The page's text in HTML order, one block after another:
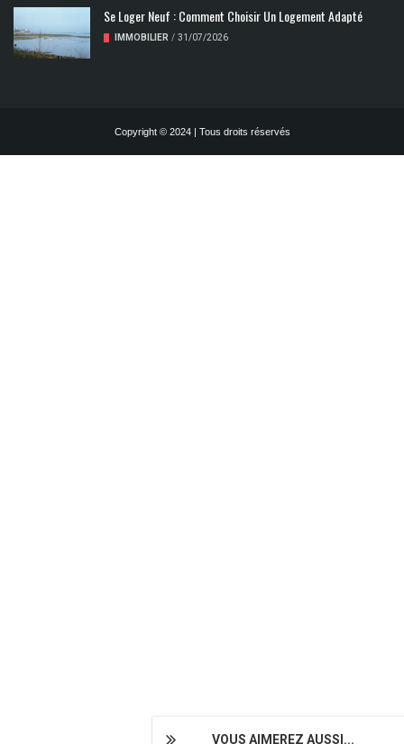
VOUS AIMEREZ AUSSI...
Se Loger Neuf : Comment Choisir Un Logement Adapté
IMMOBILIER / 31/07/2026
Copyright © 2024 | Tous droits réservés